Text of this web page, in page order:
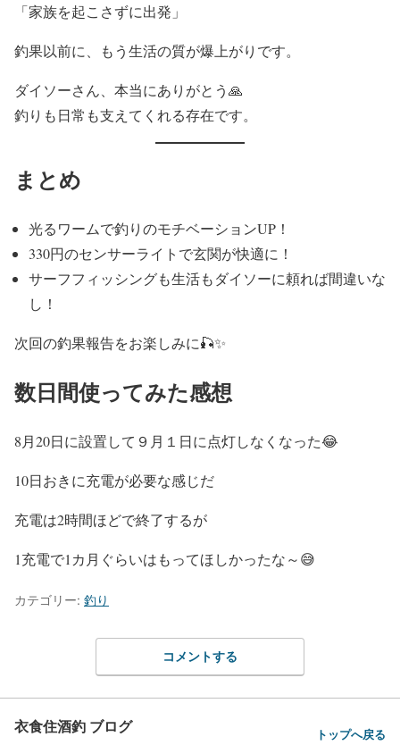
「家族を起こさずに出発」
釣果以前に、もう生活の質が爆上がりです。
ダイソーさん、本当にありがとう🙏
釣りも日常も支えてくれる存在です。
まとめ
光るワームで釣りのモチベーションUP！
330円のセンサーライトで玄関が快適に！
サーフフィッシングも生活もダイソーに頼れば間違いな
し！
次回の釣果報告をお楽しみに🎣✨
数日間使ってみた感想
8月20日に設置して９月１日に点灯しなくなった😂
10日おきに充電が必要な感じだ
充電は2時間ほどで終了するが
1充電で1カ月ぐらいはもってほしかったな～😅
カテゴリー: 釣り
コメントする
衣食住酒釣 ブログ トップへ戻る